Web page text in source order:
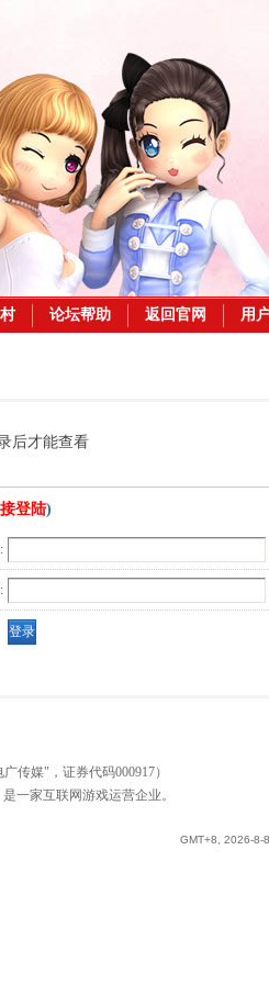
论坛帮助 返回官网 用
后才能查看
登陆)
传媒"，证券代码000917）
一家互联网游戏运营企业。
GMT+8, 2026-8-